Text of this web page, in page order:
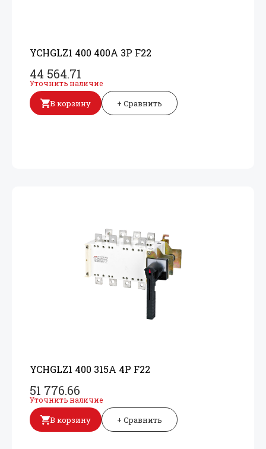
YCHGLZ1 400 400A 3P F22
44 564.71
Уточнить наличие
В корзину + Сравнить
YCHGLZ1 400 315A 4P F22
51 776.66
Уточнить наличие
В корзину + Сравнить